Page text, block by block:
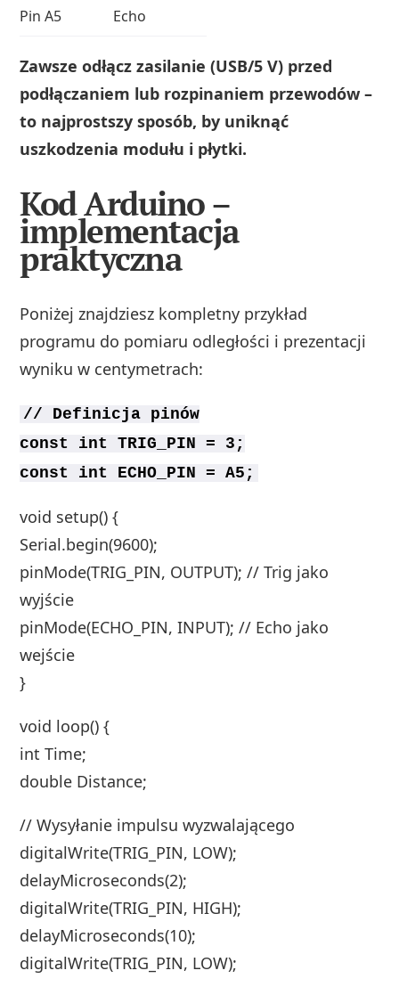
Pin A5
Echo
Zawsze odłącz zasilanie (USB/5 V) przed
podłączaniem lub rozpinaniem przewodów –
to najprostszy sposób, by uniknąć
uszkodzenia modułu i płytki.
Kod Arduino –
implementacja
praktyczna
Poniżej znajdziesz kompletny przykład
programu do pomiaru odległości i prezentacji
wyniku w centymetrach:
// Definicja pinów
const int TRIG_PIN = 3;
const int ECHO_PIN = A5;
void setup() {
Serial.begin(9600);
pinMode(TRIG_PIN, OUTPUT); // Trig jako
wyjście
pinMode(ECHO_PIN, INPUT); // Echo jako
wejście
}
void loop() {
int Time;
double Distance;
// Wysyłanie impulsu wyzwalającego
digitalWrite(TRIG_PIN, LOW);
delayMicroseconds(2);
digitalWrite(TRIG_PIN, HIGH);
delayMicroseconds(10);
digitalWrite(TRIG_PIN, LOW);